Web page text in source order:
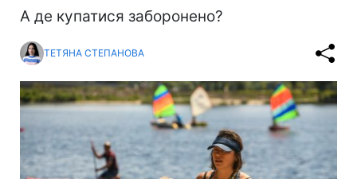
А де купатися заборонено?
ТЕТЯНА СТЕПАНОВА